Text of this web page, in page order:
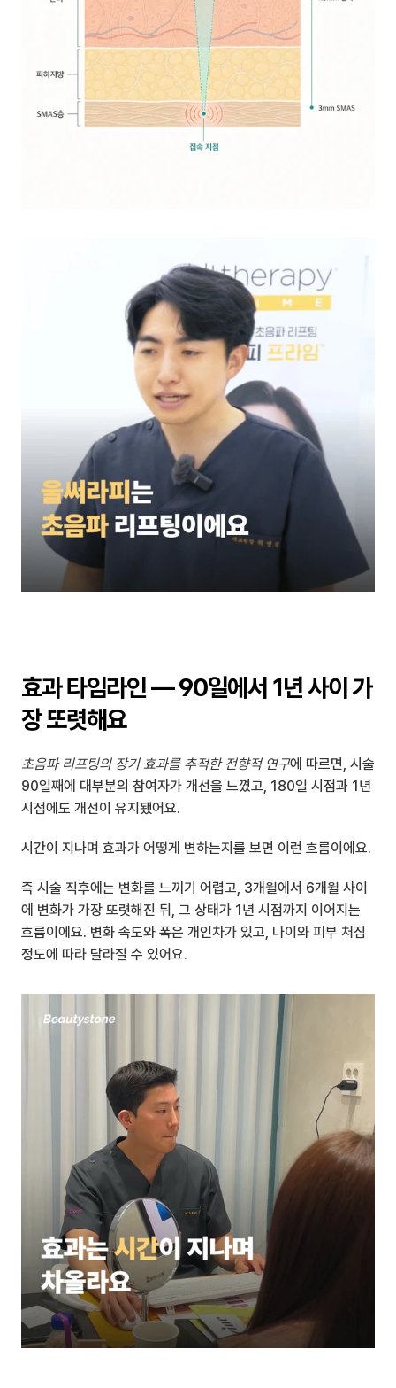
효과 타임라인 — 90일에서 1년 사이 가
장 또렷해요
초음파 리프팅의 장기 효과를 추적한 전향적 연구에 따르면, 시술
90일째에 대부분의 참여자가 개선을 느꼈고, 180일 시점과 1년
시점에도 개선이 유지됐어요.
시간이 지나며 효과가 어떻게 변하는지를 보면 이런 흐름이에요.
즉 시술 직후에는 변화를 느끼기 어렵고, 3개월에서 6개월 사이
에 변화가 가장 또렷해진 뒤, 그 상태가 1년 시점까지 이어지는
흐름이에요. 변화 속도와 폭은 개인차가 있고, 나이와 피부 처짐
정도에 따라 달라질 수 있어요.